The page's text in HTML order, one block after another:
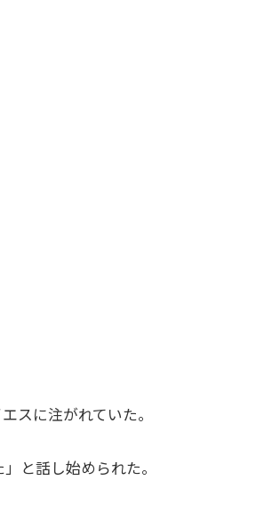
スに注がれていた。
と話し始められた。